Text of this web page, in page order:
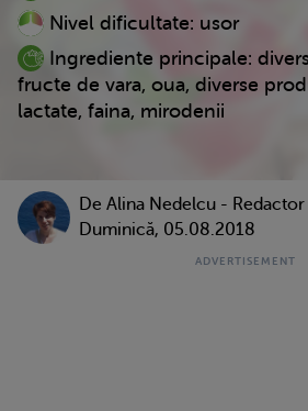
Nivel dificultate: usor
Ingrediente principale:
fructe de vara, oua, diverse
lactate, faina, mirodenii
De Alina Nedelcu -
Duminică, 05.08.2018